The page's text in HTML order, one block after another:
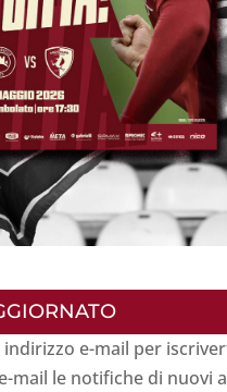
e-mail per
mail le notifiche di nuovi